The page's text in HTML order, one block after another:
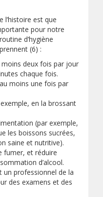
l’histoire est que
pour notre
d’hygiène
(6) :
deux fois par jour
chaque fois.
moins une fois par
en la brossant
(par exemple,
les boissons sucrées,
saine et nutritive).
fumer, et réduire
d’alcool.
un professionnel de la
des examens et des